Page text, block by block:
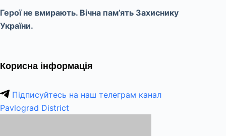
Герої не вмирають. Вічна пам’ять Захиснику
України.
Корисна інформація
Підписуйтесь на наш телеграм канал
Pavlograd District